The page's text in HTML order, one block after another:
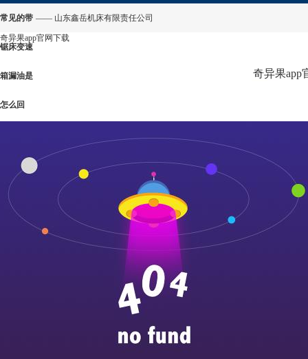
常见的带
锯床变速
箱漏油是
怎么回
果app官
网下载
—— 山东鑫岳机床有限责任公司
奇异果app官网下载
奇异果app